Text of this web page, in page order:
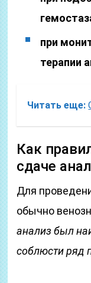
при
терапии
Читать еще:
Как
сдаче
Для
обычно
анализ был
соблюсти ряд